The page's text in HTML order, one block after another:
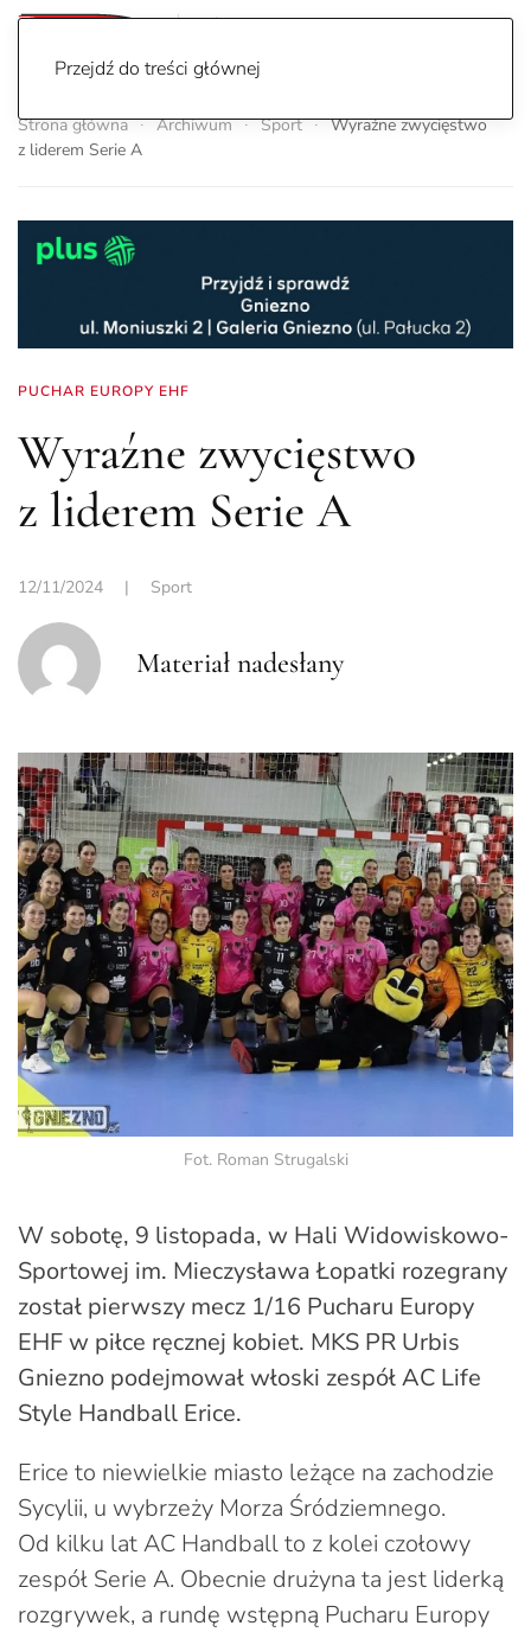
Przejdź do treści głównej
Strona główna Archiwum Sport
Wyraźne zwycięstwo
z liderem Serie A
PUCHAR EUROPY EHF
Wyraźne zwycięstwo
z liderem Serie A
12/11/2024 | Sport
Materiał nadesłany
Fot. Roman Strugalski
W sobotę, 9 listopada, w Hali Widowiskowo-
Sportowej im. Mieczysława Łopatki rozegrany
został pierwszy mecz 1/16 Pucharu Europy
EHF w piłce ręcznej kobiet. MKS PR Urbis
Gniezno podejmował włoski zespół AC Life
Style Handball Erice.
Erice to niewielkie miasto leżące na zachodzie
Sycylii, u wybrzeży Morza Śródziemnego.
Od kilku lat AC Handball to z kolei czołowy
zespół Serie A. Obecnie drużyna ta jest liderką
rozgrywek, a rundę wstępną Pucharu Europy